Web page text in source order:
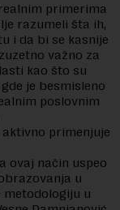
primerima
razumeli šta ih,
i da bi se kasnije
važno za
kao što su
je besmisleno
poslovnim
primenjuje
ovaj način uspeo
u
u